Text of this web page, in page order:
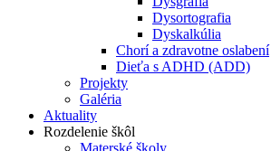
Dysortografia
Dyskalkúlia
Chorí a zdravotne oslabení
Dieťa s ADHD (ADD)
Projekty
Galéria
Aktuality
Rozdelenie škôl
Materské školy